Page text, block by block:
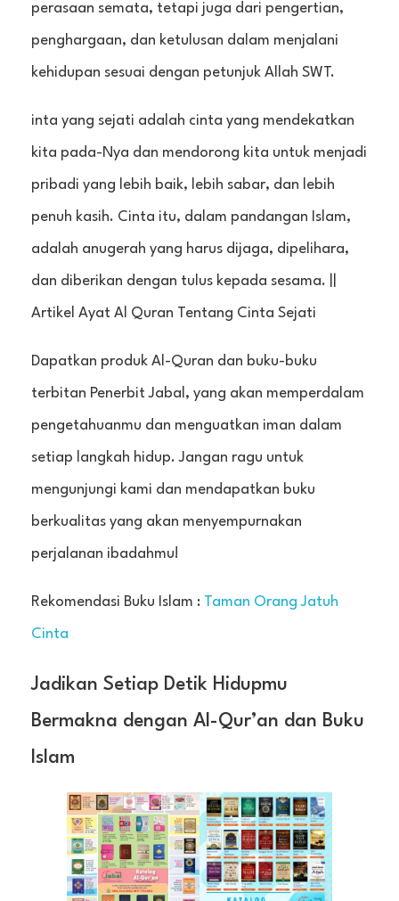
perasaan semata, tetapi juga dari pengertian,
penghargaan, dan ketulusan dalam menjalani
kehidupan sesuai dengan petunjuk Allah SWT.
inta yang sejati adalah cinta yang mendekatkan
kita pada-Nya dan mendorong kita untuk menjadi
pribadi yang lebih baik, lebih sabar, dan lebih
penuh kasih. Cinta itu, dalam pandangan Islam,
adalah anugerah yang harus dijaga, dipelihara,
dan diberikan dengan tulus kepada sesama. ||
Artikel Ayat Al Quran Tentang Cinta Sejati
Dapatkan produk Al-Quran dan buku-buku
terbitan Penerbit Jabal, yang akan memperdalam
pengetahuanmu dan menguatkan iman dalam
setiap langkah hidup. Jangan ragu untuk
mengunjungi kami dan mendapatkan buku
berkualitas yang akan menyempurnakan
perjalanan ibadahmu!
Rekomendasi Buku Islam : Taman Orang Jatuh
Cinta
Jadikan Setiap Detik Hidupmu
Bermakna dengan Al-Qur’an dan Buku
Islam